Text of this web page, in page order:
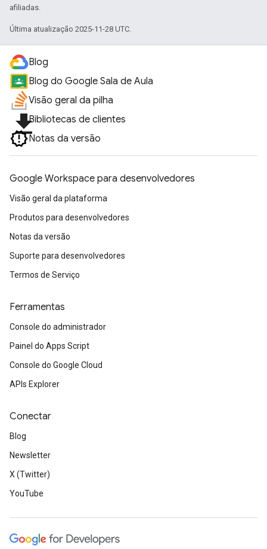
afiliadas.
Última atualização 2025-11-28 UTC.
Blog
Blog do Google Sala de Aula
Visão geral da pilha
file_downloadBibliotecas de clientes
Notas da versão
Google Workspace para desenvolvedores
Visão geral da plataforma
Produtos para desenvolvedores
Notas da versão
Suporte para desenvolvedores
Termos de Serviço
Ferramentas
Console do administrador
Painel do Apps Script
Console do Google Cloud
APIs Explorer
Conectar
Blog
Newsletter
X (Twitter)
YouTube